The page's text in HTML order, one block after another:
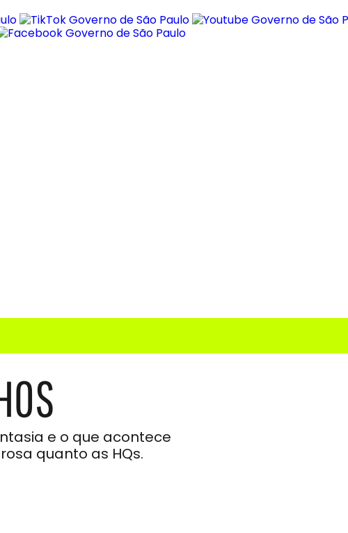
e o que acontece
quanto as HQs.